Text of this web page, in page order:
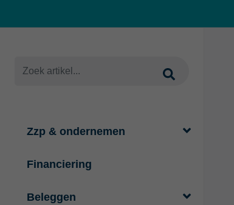
Zzp & ondernemen
Financiering
Beleggen